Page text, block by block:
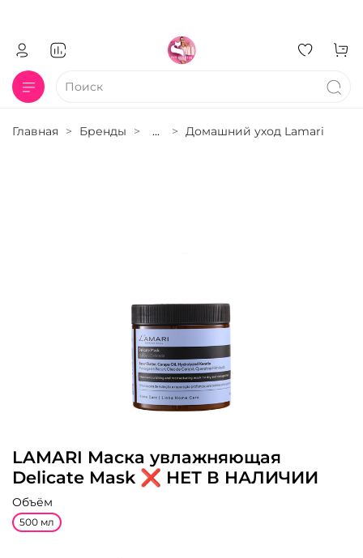
Главная Бренды ... Домашний уход Lamari
LAMARI Маска увлажняющая
Delicate Mask ❌ НЕТ В НАЛИЧИИ
Объём
500 мл